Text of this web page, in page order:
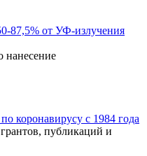
87,5% от УФ-излучения
нанесение
коронавирусу с 1984 года
публикаций и